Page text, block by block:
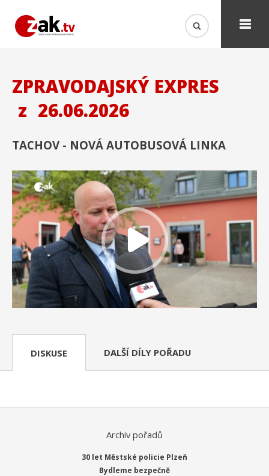
ZPRAVODAJSKÝ EXPRES
z 26.06.2026
TACHOV - NOVÁ AUTOBUSOVÁ LINKA
DISKUSE DALŠÍ DÍLY POŘADU
Archiv pořadů
30 let Městské policie Plzeň
Bydleme bezpečně